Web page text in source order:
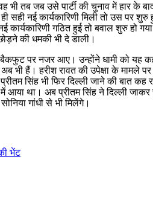
भी तब जब उसे पार्टी की चुनाव में हार
सही नई कार्यकारिणी मिली तो उस
गठित हुई तो बवाल शुरु हो
की धमकी भी दे डाली।
बैकफुट पर नजर आए। उन्होंने धामी को
हैं। हरीश रावत की उपेक्षा के मामले
सिंह भी फिर दिल्ली जाने की
था। अब प्रीतम सिंह ने दिल्ली
गांधी से भी मिलेंगे।
भेंट